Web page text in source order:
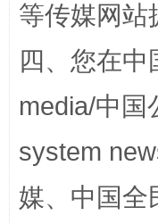
国家大学科技
等传媒网站
四、您在
media/中国
system
媒、中国全